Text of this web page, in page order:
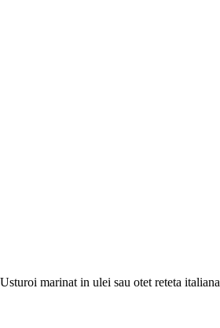
Usturoi marinat in ulei sau otet reteta italiana